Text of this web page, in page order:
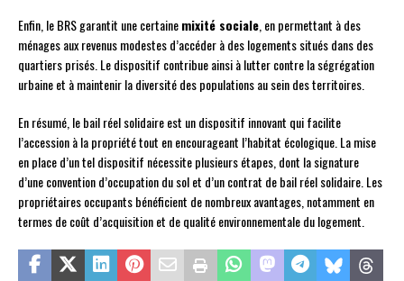
Enfin, le BRS garantit une certainemixité sociale , en permettant à des
ménages aux revenus modestes d’accéder à des logements situés dans des
quartiers prisés. Le dispositif contribue ainsi à lutter contre la ségrégation
urbaine et à maintenir la diversité des populations au sein des territoires.
En résumé, le bail réel solidaire est un dispositif innovant qui facilite
l’accession à la propriété tout en encourageant l’habitat écologique. La mise
en place d’un tel dispositif nécessite plusieurs étapes, dont la signature
d’une convention d’occupation du sol et d’un contrat de bail réel solidaire. Les
propriétaires occupants bénéficient de nombreux avantages, notamment en
termes de coût d’acquisition et de qualité environnementale du logement.